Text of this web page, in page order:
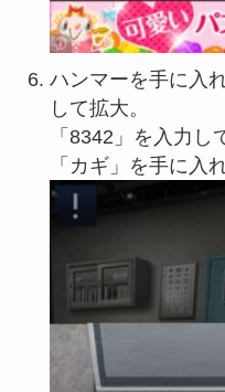
ハンマーを手に入
して拡大。
「8342」を入力し
「カギ」を手に入